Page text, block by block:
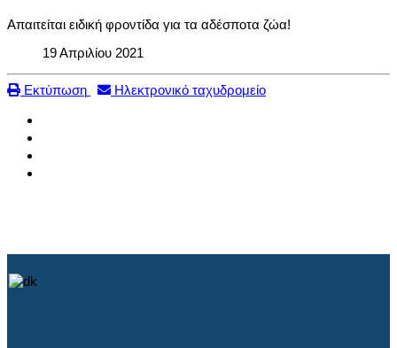
Aπαιτείται ειδική φροντίδα για τα αδέσποτα ζώα!
19 Απριλίου 2021
Εκτύπωση Ηλεκτρονικό ταχυδρομείο